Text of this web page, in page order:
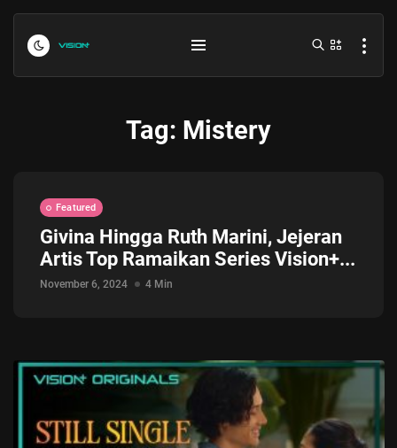
Indonesia vs Kamboja Hari Ini...
July 27, 2026
4 Min
Jadwal ASEAN Hyundai Cup 2026...
July 22, 2026 3 Min
Tag: Mistery
Featured
Givina Hingga Ruth Marini, Jejeran
Artis Top Ramaikan Series Vision+...
November 6, 2024 4 Min